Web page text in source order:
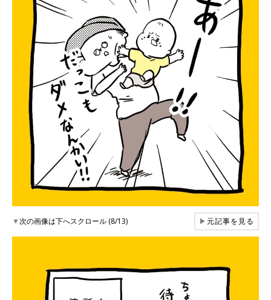
▼次の画像は下へスクロール (8/13) ▶元記事を見る